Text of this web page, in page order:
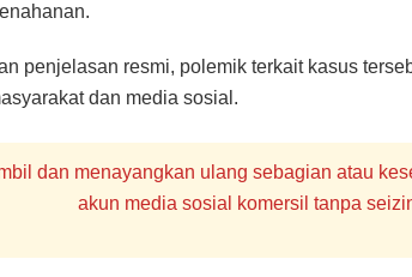
penjelasan resmi, polemik terkait kasus
dan media sosial.
dan menayangkan ulang sebagian atau
akun media sosial komersil tanpa